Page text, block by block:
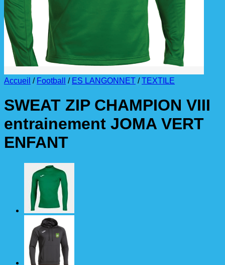
Accueil / Football / ES LANGONNET / TEXTILE
SWEAT ZIP CHAMPION VIII
entrainement JOMA VERT
ENFANT